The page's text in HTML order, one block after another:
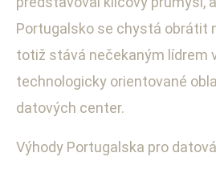
Portugalsko se chystá obrátit
totiž stává nečekaným lídrem
technologicky orientované
datových center.
Výhody Portugalska pro